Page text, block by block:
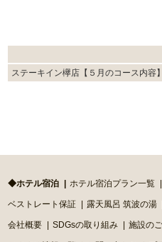
ステーキイン欅店【５月のコース内容】
◆ホテル宿泊 ホテル宿泊プラン一覧
ベストレート保証 露天風呂 筑波の湯
会社概要 SDGsの取り組み 施設の